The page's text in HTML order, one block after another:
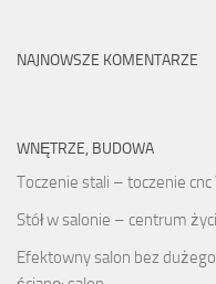
NAJNOWSZE KOMENTARZE
WNĘTRZE, BUDOWA
Toczenie stali – toczenie cnc
Stół w salonie – centrum
Efektowny salon bez